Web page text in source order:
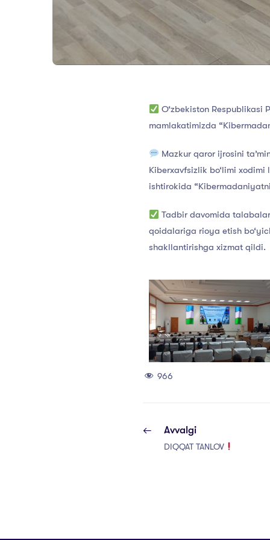
O‘zbekiston
mamlakatimizda
Mazkur qaror ijrosini
Kiberxavfsizlik bo‘limi
ishtirokida
Tadbir davomida
qoidalariga rioya etish
shakllantirishga xizmat qildi.
966
Avvalgi
DIQQAT TANLOV